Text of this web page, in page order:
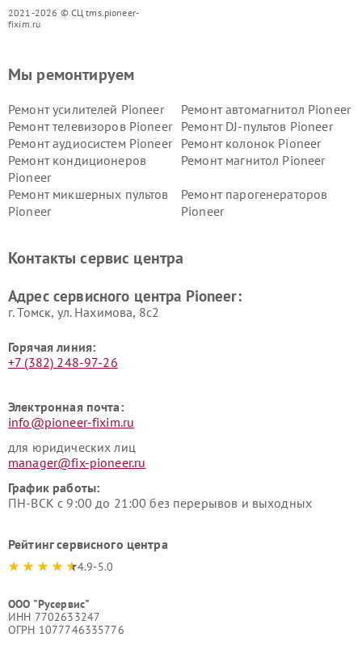
2021-2026 © СЦ tms.pioneer-
fixim.ru
Мы ремонтируем
Ремонт усилителей Pioneer
Ремонт автомагнитол Pioneer
Ремонт телевизоров Pioneer
Ремонт DJ-пультов Pioneer
Ремонт аудиосистем Pioneer
Ремонт колонок Pioneer
Ремонт кондиционеров
Pioneer
Ремонт магнитол Pioneer
Ремонт микшерных пультов
Pioneer
Ремонт парогенераторов
Pioneer
Контакты сервис центра
Адрес сервисного центра Pioneer:
г. Томск, ул. Нахимова, 8с2
Горячая линия:
+7 (382) 248-97-26
Электронная почта:
info@pioneer-fixim.ru
для юридических лиц
manager@fix-pioneer.ru
График работы:
ПН-ВСК с 9:00 до 21:00 без перерывов и выходных
Рейтинг сервисного центра
4.9-5.0
ООО "Русервис"
ИНН 7702633247
ОГРН 1077746335776